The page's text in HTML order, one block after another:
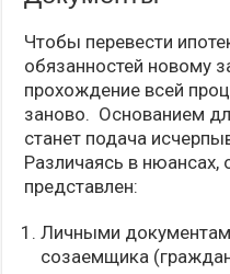
Чтобы перевести
обязанностей новому
прохождение всей
заново. Основанием
станет подача
Различаясь в нюансах,
представлен:
Личными
созаемщика